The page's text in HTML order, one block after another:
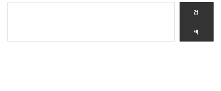
검
색